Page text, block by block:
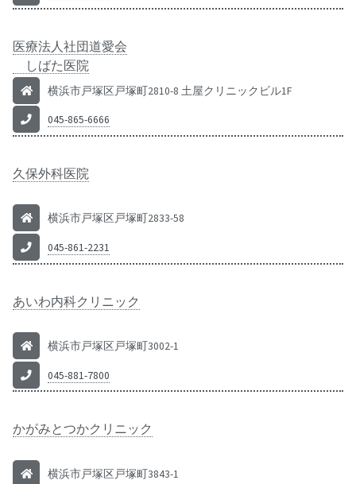
医療法人社団道愛会
しばた医院
横浜市戸塚区戸塚町2810-8 土屋クリニックビル1F
045-865-6666
久保外科医院
横浜市戸塚区戸塚町2833-58
045-861-2231
あいわ内科クリニック
横浜市戸塚区戸塚町3002-1
045-881-7800
かがみとつかクリニック
横浜市戸塚区戸塚町3843-1